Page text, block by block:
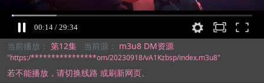
当前播放： 第12集 当前源： m3u8 DM资源
"https:/****************om/20230918/vA1Kzbsp/index.m3u8"
若不能播放， 请切换线路 或刷新网页。